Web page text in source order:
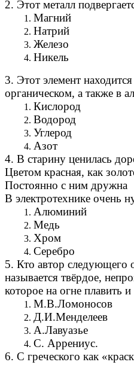
2. Этот металл
Магний
Натрий
Железо
Никель
3. Этот элемент
органическом, а также в
Кислород
Водород
Углерод
Азот
4. В старину ценилась
Цветом красная, как
Постоянно с ним дружна
В электротехнике очень
Алюминий
Медь
Хром
Серебро
5. Кто автор следующего
называется твёрдое,
которое на огне плавить
М.В.Ломоносов
Д.И.Менделеев
А.Лавуазье
С. Аррениус.
6. С греческого как